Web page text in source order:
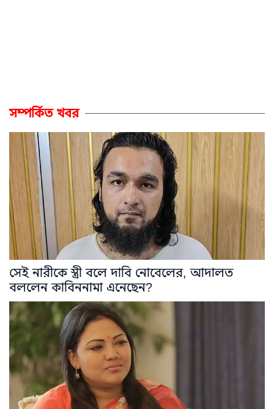
সম্পর্কিত খবর
সেই নারীকে স্ত্রী বলে দাবি নোবেলের, আদালত
বললেন কাবিননামা এনেছেন?